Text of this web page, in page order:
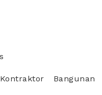
Bangunan